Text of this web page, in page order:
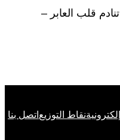
قلب العابر –
نقاط التوزيع اتصل بنا